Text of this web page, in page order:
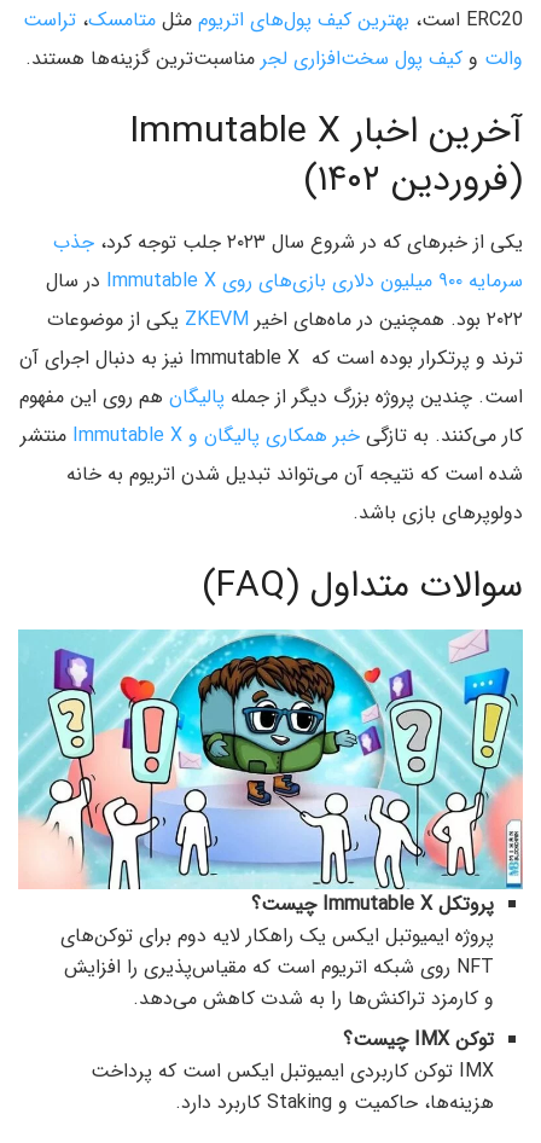
ERC20 است، بهترین کیف پول‌های اتریوم مثل متامسک، تراست
والت و کیف پول سخت‌افزاری لجر مناسبت‌ترین گزینه‌ها هستند.
آخرین اخبار Immutable X
(فروردین ۱۴۰۲)
یکی از خبرهای که در شروع سال ۲۰۲۳ جلب توجه کرد،
جذب
سرمایه ۹۰۰ میلیون دلاری بازی‌های روی Immutable X
در سال
۲۰۲۲ بود. همچنین در ماه‌های اخیر
ZKEVM یکی از موضوعات
ترند و پرتکرار بوده است که Immutable X نیز به دنبال اجرای آن
است. چندین پروژه بزرگ دیگر از جمله پالیگان هم روی این مفهوم
کار می‌کنند. به تازگی خبر همکاری پالیگان و Immutable X
منتشر
شده است که نتیجه آن می‌تواند تبدیل شدن اتریوم به خانه
دولوپرهای بازی باشد.
سوالات متداول (FAQ)
پروتکل Immutable X چیست؟
پروژه ایمیوتبل ایکس یک راهکار لایه دوم برای توکن‌های
NFT روی شبکه اتریوم است که مقیاس‌پذیری را افزایش
و کارمزد تراکنش‌ها را به شدت کاهش می‌دهد.
توکن IMX چیست؟
IMX توکن کاربردی ایمیوتبل ایکس است که پرداخت
هزینه‌ها، حاکمیت و Staking کاربرد دارد.